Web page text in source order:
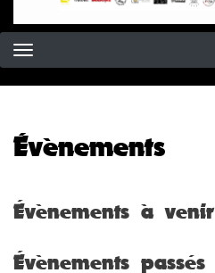
Évènements
Évènements à venir
Évènements passés